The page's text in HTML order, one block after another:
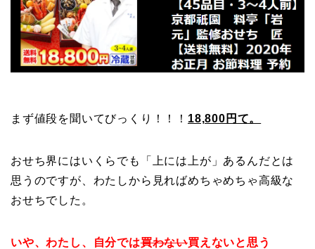
まず値段を聞いてびっくり！！！ 18,800円て。
おせち界にはいくらでも「上には上が」あるんだとは
思うのですが、わたしから見ればめちゃめちゃ高級な
おせちでした。
いや、わたし、自分では買わない買えないと思う